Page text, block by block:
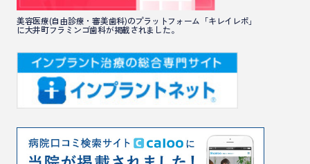
美容医療(自由診療・審美歯科)のプラットフォーム「キレイレポ」
に大井町フラミンゴ歯科が掲載されました。